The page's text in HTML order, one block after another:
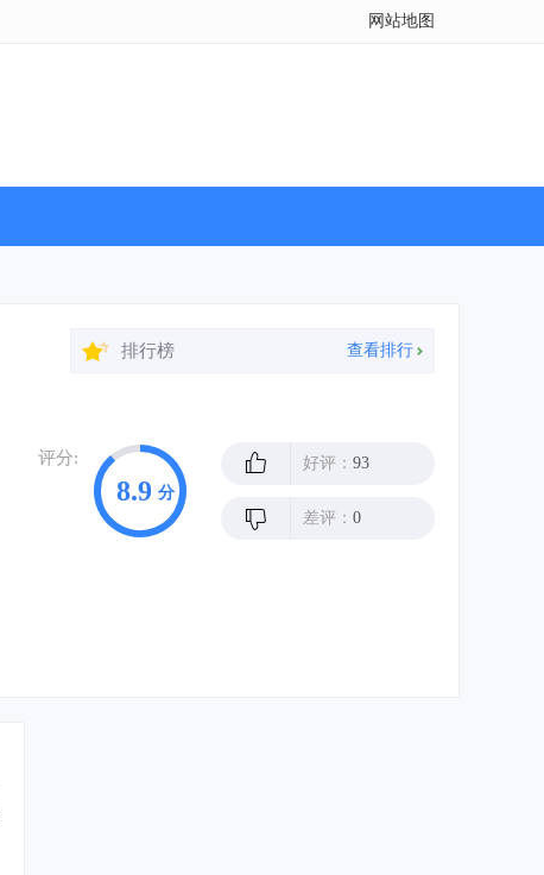
网站地图
排行榜 查看排行
评分:
8.9 分
好评： 93
差评： 0